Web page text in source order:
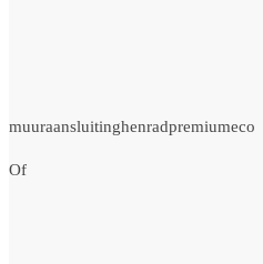
muuraansluitinghenradpremiumeco
Of